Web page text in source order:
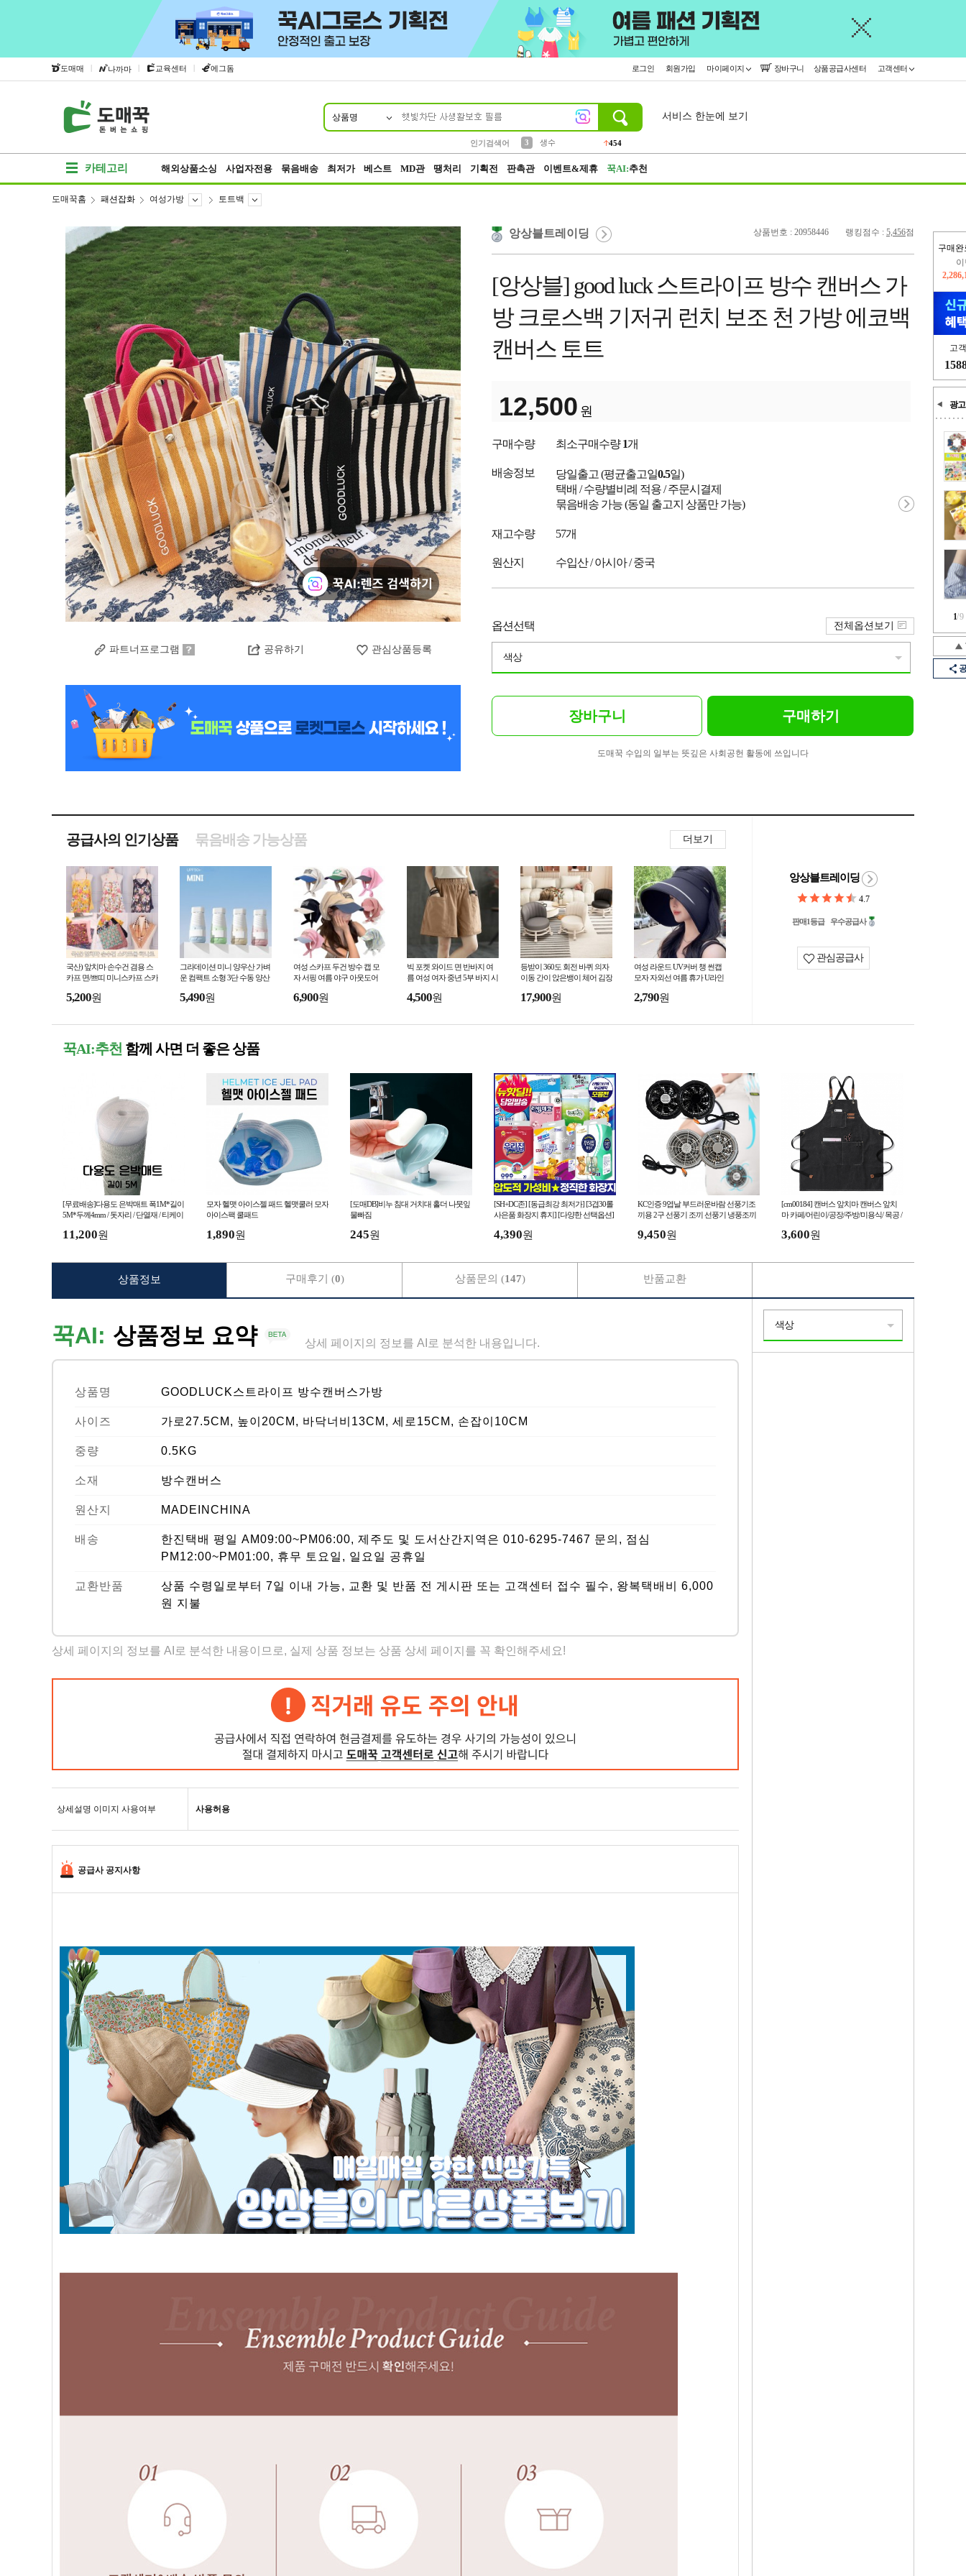
도매매 | 나까마 | 교육센터 | 에그돔 로그인 회원가입 마이페이지 장바구니 상품공급사센터 고객센터
상품명
인기검색어
3
생수
454
서비스 한눈에 보기
카테고리 해외상품소싱 사업자전용 묶음배송 최저가 베스트 MD관 땡처리 기획전 판촉관 이벤트&제휴 꾹AI:추천
구매완
고
광고
1/9
도매꾹홈 패션잡화 여성가방 토트백
파트너프로그램 공유하기 관심상품등록
상품번호 : 20958446 랭킹점수 : 5,456점
앙상블트레이딩
[앙상블] good luck 스트라이프 방수 캔버스 가
방 크로스백 기저귀 런치 보조 천 가방 에코백
캔버스 토트
12,500 원
구매수량 최소구매수량1개
배송정보 당일출고 (평균출고일0.5일)
택배 / 수량별비례 적용 / 주문시결제
묶음배송 가능 (동일 출고지 상품만 가능)
재고수량 57개
원산지 수입산 / 아시아 / 중국
옵션선택
색상
전체옵션보기
장바구니 구매하기
도매꾹 수입의 일부는 뜻깊은 사회공헌 활동에 쓰입니다
공급사의 인기상품 더보기
묶음배송 가능상품
국산) 앞치마 손수건 겸용 스
카프 면/쁘띠 미니스카프 스카
5,200원
그라데이션 미니 양우산 가벼
운 컴팩트 소형 3단 수동 양산
5,490원
여성 스카프 두건 방수 캡 모
자 서핑 여름 야구 아웃도어
6,900원
빅 포켓 와이드 면 반바지 여
름 여성 여자 중년 5부 바지 시
주머니
4,500원
등받이 360도 회전 바퀴 의자
이동 간이 앉은뱅이 체어 김장
17,900원
여성 라운드 UV커버 챙 썬캡
모자 자외선 여름 휴가 U라인
선 선바이져
2,790원
앙상블트레이딩
4.7
판매1등급 우수공급사
관심공급사
꾹AI:추천 함께 사면 더 좋은 상품
[무료배송]다용도 은박매트 폭1M*길이
5M*두께4mm / 돗자리 / 단열재 / 티케이
11,200원
모자 헬맷 아이스젤 패드 헬맷쿨러 모자
아이스팩 쿨패드
1,890원
[도매DB]비누 침대 거치대 홀더 나뭇잎
물빠짐
245원
[SH+DC존] [동급최강 최저가] [3겹30롤
사은품 화장지 휴지] [다양한 선택옵션]
4,390원
KC인증 9엽날 부드러운바람 선풍기조
끼용 2구 선풍기 조끼 선풍기 냉풍조끼
9,450원
[cm00184] 캔버스 앞치마 캔버스 앞치
마 카페/어린이/공장/주방/미용식/ 목공 /
3,600원
꾹AI: 상품정보 요약 상세 페이지의 정보를 AI로 분석한 내용입니다.
상품명 GOODLUCK스트라이프 방수캔버스가방
사이즈 가로27.5CM, 높이20CM, 바닥너비13CM, 세로15CM, 손잡이10CM
중량 0.5KG
소재 방수캔버스
원산지 MADEINCHINA
배송
한진택배 평일 AM09:00~PM06:00, 제주도 및 도서산간지역은 010-6295-7467 문의, 점심
PM12:00~PM01:00, 휴무 토요일, 일요일 공휴일
교환반품
상품 수령일로부터 7일 이내 가능, 교환 및 반품 전 게시판 또는 고객센터 접수 필수, 왕복택배비 6,000
원 지불
상세 페이지의 정보를 AI로 분석한 내용이므로, 실제 상품 정보는 상품 상세 페이지를 꼭 확인해주세요!
상세설명 이미지 사용여부 사용허용
공급사 공지사항
상품정보 구매후기 (0) 상품문의 (147) 반품교환
색상